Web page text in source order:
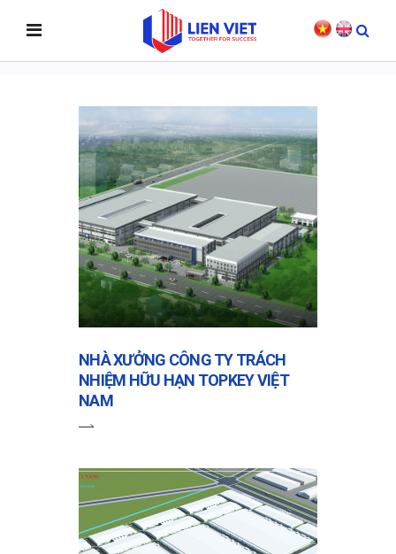
NHÀ XƯỞNG CÔNG TY TRÁCH
NHIỆM HỮU HẠN TOPKEY VIỆT
NAM